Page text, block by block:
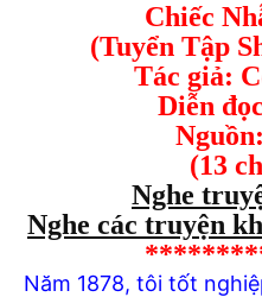
Chiếc
(Tuyển Tập
Tác giả:
Diễn
(13
Nghe
Nghe các truyện
Năm 1878, tôi tốt